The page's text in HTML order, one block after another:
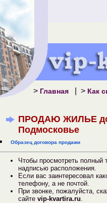
> Главная| > Как
ПРОДАЮ ЖИЛЬЕ до
Подмосковье
Образец договора продажи
Чтобы просмотреть полный
надписью расположения.
Если вас заинтересовал
телефону, а не почтой.
При звонке, пожалуйста,
сайте vip-kvartira.ru.